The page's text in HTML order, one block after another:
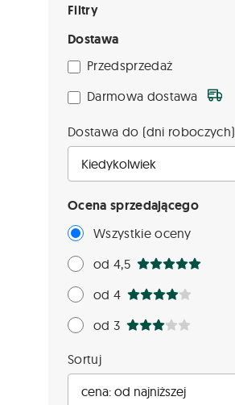
Filtry
Dostawa
Przedsprzedaż
Darmowa dostawa
Dostawa do (dni roboczych)
Ocena sprzedającego
Wszystkie oceny
od 4,5
od 4
od 3
Sortuj